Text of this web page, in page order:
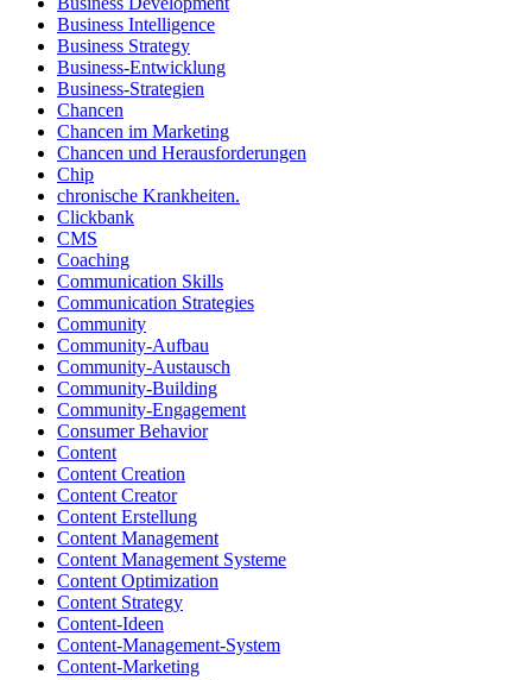
Business Intelligence
Business Strategy
Business-Entwicklung
Business-Strategien
Chancen
Chancen im Marketing
Chancen und Herausforderungen
Chip
chronische Krankheiten.
Clickbank
CMS
Coaching
Communication Skills
Communication Strategies
Community
Community-Aufbau
Community-Austausch
Community-Building
Community-Engagement
Consumer Behavior
Content
Content Creation
Content Creator
Content Erstellung
Content Management
Content Management Systeme
Content Optimization
Content Strategy
Content-Ideen
Content-Management-System
Content-Marketing